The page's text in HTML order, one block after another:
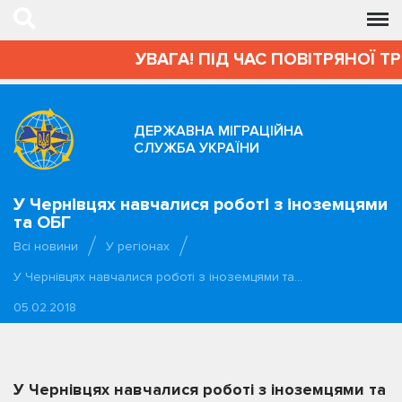
УВАГА! ПІД ЧАС ПОВІТРЯНОЇ
ДЕРЖАВНА МІГРАЦІЙНА
СЛУЖБА УКРАЇНИ
У Чернівцях навчалися роботі з іноземцями
та ОБГ
Всі новини
У регіонах
У Чернівцях навчалися роботі з іноземцями та…
05.02.2018
У Чернівцях навчалися роботі з іноземцями та